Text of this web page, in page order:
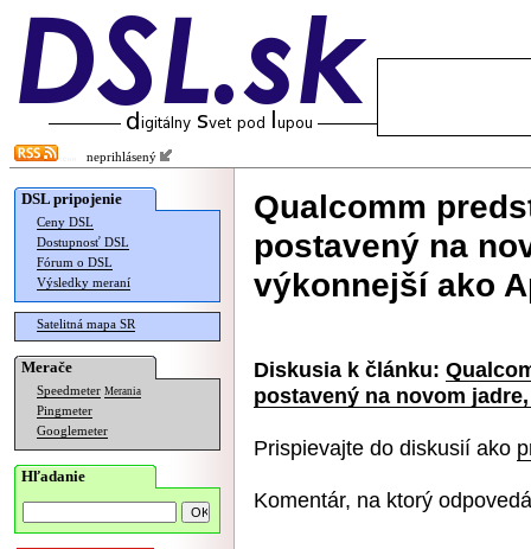
neprihlásený
DSL pripojenie
Ceny DSL
Dostupnosť DSL
Fórum o DSL
Výsledky meraní
Satelitná mapa SR
Merače
Speedmeter Merania
Pingmeter
Googlemeter
Hľadanie
Qualcomm
postavený na
výkonnejší ako
Diskusia k článku:
postavený na novom
Prispievajte do diskusií ako
Komentár, na ktorý